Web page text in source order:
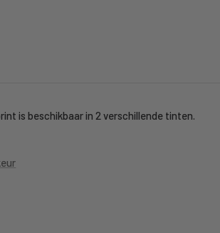
is beschikbaar in 2 verschillende tinten.